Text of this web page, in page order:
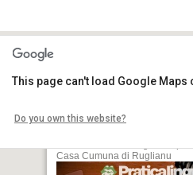
Attelli di Lingua Casana è
d'Ogni Ghjornu cù
Casa Cumuna di Ruglianu
This page can't load Google Maps
Do you own this website?